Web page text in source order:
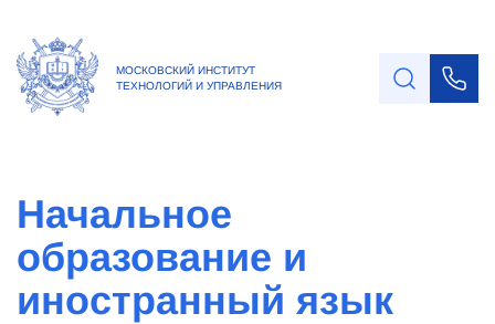
МОСКОВСКИЙ ИНСТИТУТ
ТЕХНОЛОГИЙ И УПРАВЛЕНИЯ
Начальное
образование и
иностранный язык